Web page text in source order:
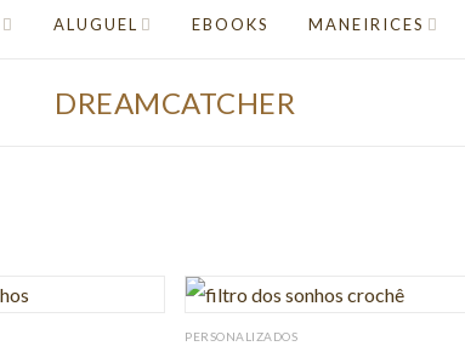
ALUGUEL EBOOKS MANEIRICES
DREAMCATCHER
PERSONALIZADOS